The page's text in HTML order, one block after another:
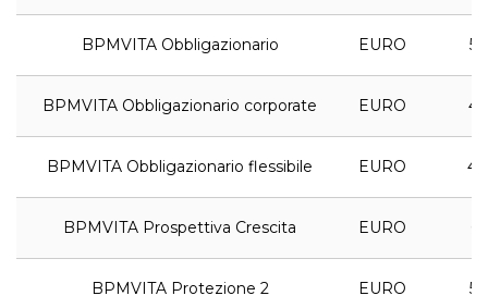
BPMVITA Obbligazionario EURO
BPMVITA Obbligazionario corporate EURO
BPMVITA Obbligazionario flessibile EURO
BPMVITA Prospettiva Crescita EURO
BPMVITA Protezione 2 EURO